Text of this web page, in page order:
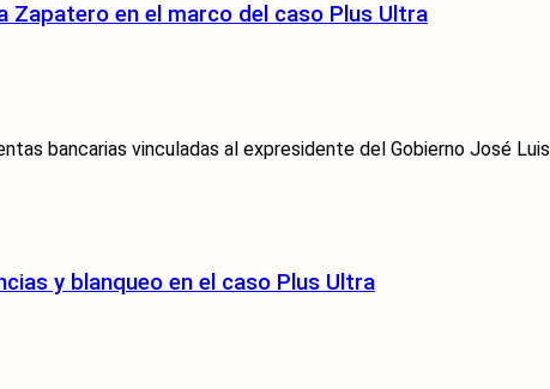
Zapatero en el marco del caso Plus Ultra
bancarias vinculadas al expresidente del Gobierno José
y blanqueo en el caso Plus Ultra